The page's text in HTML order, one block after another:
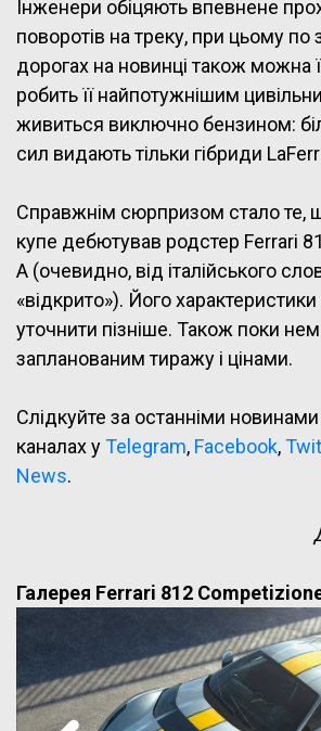
Інженери обіцяють впевнене
поворотів на треку, при цьому по
дорогах на новинці також можна
робить її найпотужнішим
живиться виключно бензином:
сил видають тільки гібриди
Справжнім сюрпризом стало те,
купе дебютував родстер Ferrari
A (очевидно, від італійського
«відкрито»). Його
уточнити пізніше. Також поки
запланованим тиражу і цінами.
Слідкуйте за останніми
каналах уTelegram, Facebook,
News.
Галерея Ferrari 812